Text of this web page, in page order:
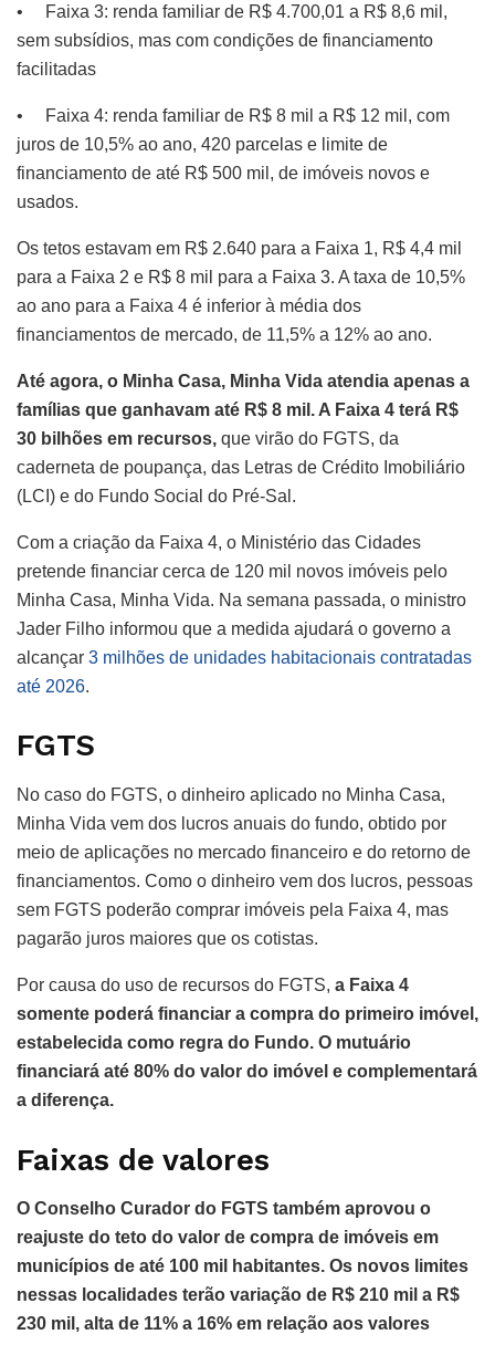
• Faixa 3: renda familiar de R$ 4.700,01 a R$ 8,6 mil,
sem subsídios, mas com condições de financiamento
facilitadas
• Faixa 4: renda familiar de R$ 8 mil a R$ 12 mil, com
juros de 10,5% ao ano, 420 parcelas e limite de
financiamento de até R$ 500 mil, de imóveis novos e
usados.
Os tetos estavam em R$ 2.640 para a Faixa 1, R$ 4,4 mil
para a Faixa 2 e R$ 8 mil para a Faixa 3. A taxa de 10,5%
ao ano para a Faixa 4 é inferior à média dos
financiamentos de mercado, de 11,5% a 12% ao ano.
Até agora, o Minha Casa, Minha Vida atendia apenas a
famílias que ganhavam até R$ 8 mil. A Faixa 4 terá R$
30 bilhões em recursos, que virão do FGTS, da
caderneta de poupança, das Letras de Crédito Imobiliário
(LCI) e do Fundo Social do Pré-Sal.
Com a criação da Faixa 4, o Ministério das Cidades
pretende financiar cerca de 120 mil novos imóveis pelo
Minha Casa, Minha Vida. Na semana passada, o ministro
Jader Filho informou que a medida ajudará o governo a
alcançar 3 milhões de unidades habitacionais contratadas
até 2026.
FGTS
No caso do FGTS, o dinheiro aplicado no Minha Casa,
Minha Vida vem dos lucros anuais do fundo, obtido por
meio de aplicações no mercado financeiro e do retorno de
financiamentos. Como o dinheiro vem dos lucros, pessoas
sem FGTS poderão comprar imóveis pela Faixa 4, mas
pagarão juros maiores que os cotistas.
Por causa do uso de recursos do FGTS, a Faixa 4
somente poderá financiar a compra do primeiro imóvel,
estabelecida como regra do Fundo. O mutuário
financiará até 80% do valor do imóvel e complementará
a diferença.
Faixas de valores
O Conselho Curador do FGTS também aprovou o
reajuste do teto do valor de compra de imóveis em
municípios de até 100 mil habitantes. Os novos limites
nessas localidades terão variação de R$ 210 mil a R$
230 mil, alta de 11% a 16% em relação aos valores